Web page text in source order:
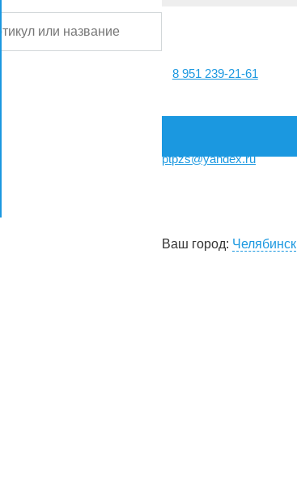
8 951 239-21-61
ptpzs@yandex.ru
Ваш город: Челябинск